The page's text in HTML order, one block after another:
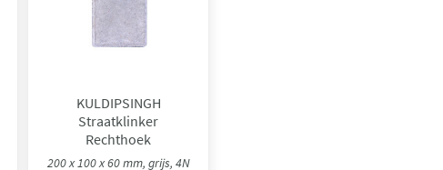
KULDIPSINGH
Straatklinker
Rechthoek
200 x 100 x 60 mm, grijs, 4N